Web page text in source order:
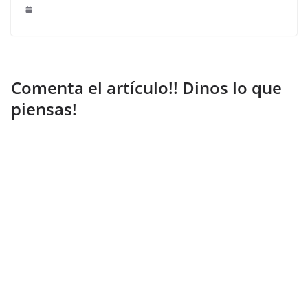
Comenta el artículo!! Dinos lo que
piensas!